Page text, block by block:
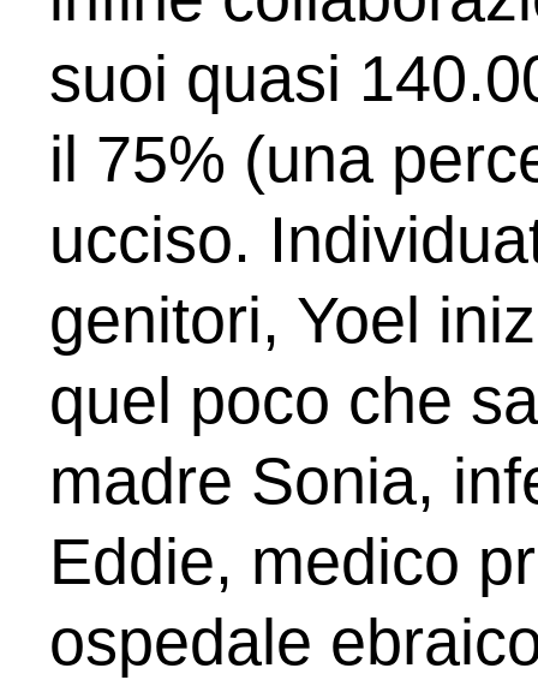
suoi quasi
il 75% (una
ucciso.
genitori, Yoel
quel poco che
madre Sonia,
Eddie, medico
ospedale